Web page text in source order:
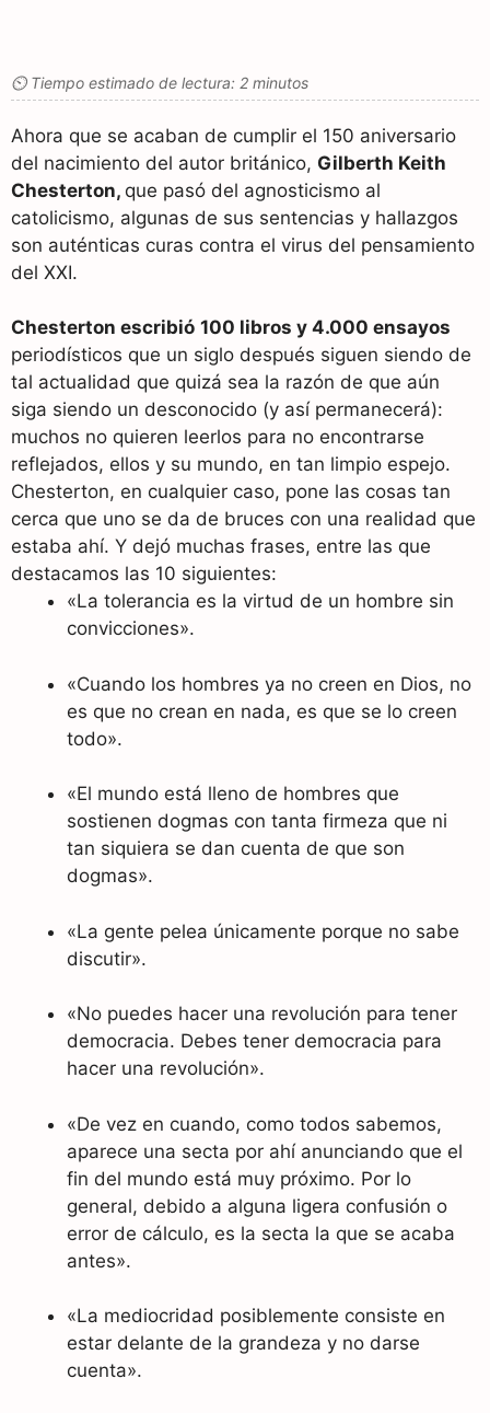
⏲ Tiempo estimado de lectura: 2 minutos
Ahora que se acaban de cumplir el 150 aniversario
del nacimiento del autor británico, Gilberth Keith
Chesterton, que pasó del agnosticismo al
catolicismo, algunas de sus sentencias y hallazgos
son auténticas curas contra el virus del pensamiento
del XXI.
Chesterton escribió 100 libros y 4.000 ensayos
periodísticos que un siglo después siguen siendo de
tal actualidad que quizá sea la razón de que aún
siga siendo un desconocido (y así permanecerá):
muchos no quieren leerlos para no encontrarse
reflejados, ellos y su mundo, en tan limpio espejo.
Chesterton, en cualquier caso, pone las cosas tan
cerca que uno se da de bruces con una realidad que
estaba ahí. Y dejó muchas frases, entre las que
destacamos las 10 siguientes:
«La tolerancia es la virtud de un hombre sin
convicciones».
«Cuando los hombres ya no creen en Dios, no
es que no crean en nada, es que se lo creen
todo».
«El mundo está lleno de hombres que
sostienen dogmas con tanta firmeza que ni
tan siquiera se dan cuenta de que son
dogmas».
«La gente pelea únicamente porque no sabe
discutir».
«No puedes hacer una revolución para tener
democracia. Debes tener democracia para
hacer una revolución».
«De vez en cuando, como todos sabemos,
aparece una secta por ahí anunciando que el
fin del mundo está muy próximo. Por lo
general, debido a alguna ligera confusión o
error de cálculo, es la secta la que se acaba
antes».
«La mediocridad posiblemente consiste en
estar delante de la grandeza y no darse
cuenta».